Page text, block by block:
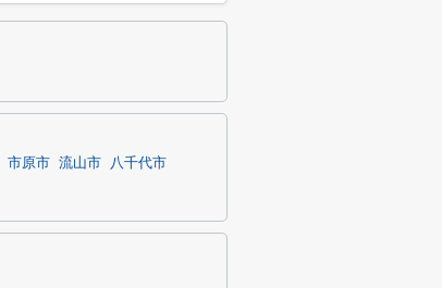
市原市 流山市
八千代市